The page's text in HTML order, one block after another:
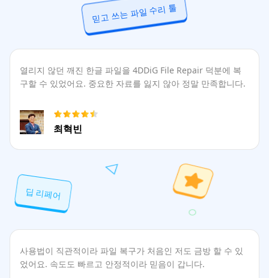
믿고 쓰는 파일 수리 툴
열리지 않던 깨진 한글 파일을 4DDiG File Repair 덕분에 복
구할 수 있었어요. 중요한 자료를 잃지 않아 정말 만족합니다.
최혁빈
딥 리페어
사용법이 직관적이라 파일 복구가 처음인 저도 금방 할 수 있
었어요. 속도도 빠르고 안정적이라 믿음이 갑니다.